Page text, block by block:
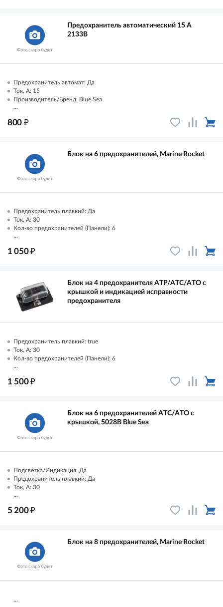
Предохранитель автоматический 15 А
2133B
Предохранитель автомат: Да
Ток, А: 15
Производитель/Бренд: Blue Sea
...
800 ₽
Блок на 6 предохранителей, Marine Rocket
Предохранитель плавкий: Да
Ток, А: 30
Кол-во предохранителей (Панели): 6
...
1 050₽
Блок на 4 предохранителя ATP/ATC/ATO с
крышкой и индикацией исправности
предохранителя
Предохранитель плавкий: true
Ток, А: 30
Кол-во предохранителей (Панели): 6
...
1 500₽
Блок на 6 предохранителей ATC/ATO с
крышкой, 5028B Blue Sea
Подсветка/Индикация: Да
Предохранитель плавкий: Да
Ток, А: 30
...
5 200₽
Блок на 8 предохранителей, Marine Rocket
...